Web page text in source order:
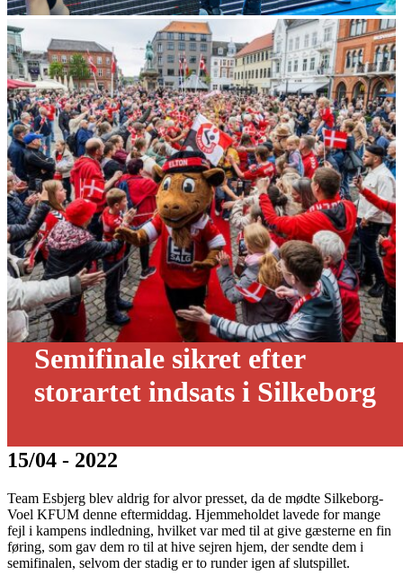
Semifinale sikret efter
storartet indsats i Silkeborg
15/04 - 2022
Team Esbjerg blev aldrig for alvor presset, da de mødte Silkeborg-
Voel KFUM denne eftermiddag. Hjemmeholdet lavede for mange
fejl i kampens indledning, hvilket var med til at give gæsterne en fin
føring, som gav dem ro til at hive sejren hjem, der sendte dem i
semifinalen, selvom der stadig er to runder igen af slutspillet.